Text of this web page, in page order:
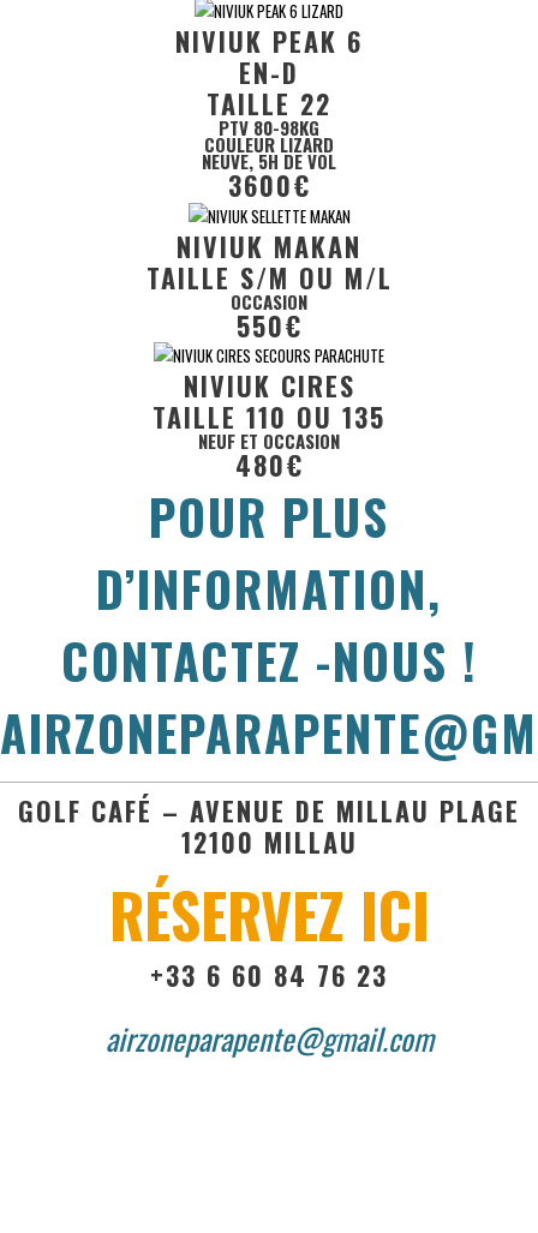
NIVIUK PEAK 6
EN-D
TAILLE 22
PTV 80-98KG
COULEUR LIZARD
NEUVE, 5H DE VOL
3600€
NIVIUK MAKAN
TAILLE S/M OU M/L
OCCASION
550€
NIVIUK CIRES
TAILLE 110 OU 135
NEUF ET OCCASION
480€
POUR PLUS
D’INFORMATION,
CONTACTEZ -NOUS !
GOLF CAFÉ – AVENUE DE MILLAU PLAGE
12100 MILLAU
RÉSERVEZ ICI
+33 6 60 84 76 23
airzoneparapente@gmail.com